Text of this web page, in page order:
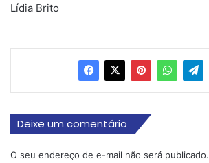
Lídia Brito
Deixe um comentário
O seu endereço de e-mail não será publicado.